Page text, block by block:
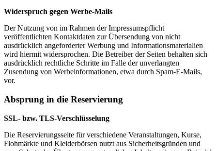
Widerspruch gegen Werbe-Mails
Der Nutzung von im Rahmen der Impressumspflicht
veröffentlichten Kontaktdaten zur Übersendung von nicht
ausdrücklich angeforderter Werbung und Informationsmaterialien
wird hiermit widersprochen. Die Betreiber der Seiten behalten sich
ausdrücklich rechtliche Schritte im Falle der unverlangten
Zusendung von Werbeinformationen, etwa durch Spam-E-Mails,
vor.
Absprung in die Reservierung
SSL- bzw. TLS-Verschlüsselung
Die Reservierungsseite für verschiedene Veranstaltungen, Kurse,
Flohmärkte und Kleiderbörsen nutzt aus Sicherheitsgründen und